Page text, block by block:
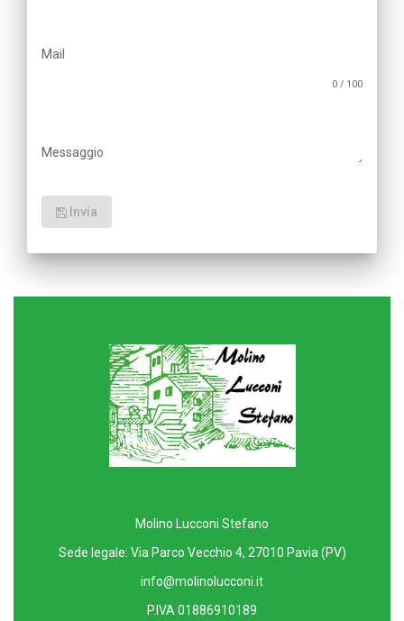
Mail
0 / 100
Messaggio
Invia
Molino Lucconi Stefano
Sede legale: Via Parco Vecchio 4, 27010 Pavia (PV)
info@molinolucconi.it
P.IVA 01886910189